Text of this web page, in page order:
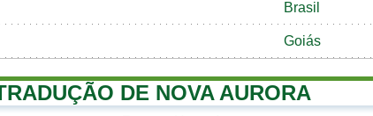
Brasil
Goiás
DE NOVA AURORA